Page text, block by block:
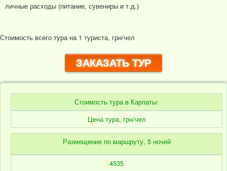
личные расходы (питание, сувениры и т.д.)
Стоимость всего тура на 1 туриста, грн/чел
ЗАКАЗАТЬ ТУР
Стоимость тура в Карпаты:
Цена тура, грн/чел
Размещение по маршруту, 5 ночей
4535